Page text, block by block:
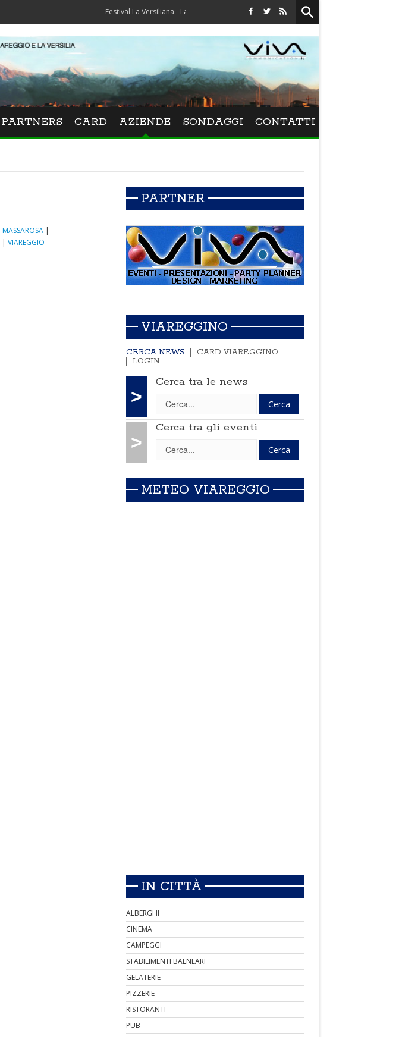
Festival La Versiliana - La direttrice lucchese Beatrice Venezi torna alla Versiliana
PARTNERS CARD AZIENDE SONDAGGI CONTATTI
MASSAROSA |
| VIAREGGIO
PARTNER
VIAREGGINO
CERCA NEWS
CARD VIAREGGINO
LOGIN
>
Cerca tra le news
>
Cerca tra gli eventi
METEO VIAREGGIO
IN CITTÀ
ALBERGHI
CINEMA
CAMPEGGI
STABILIMENTI BALNEARI
GELATERIE
PIZZERIE
RISTORANTI
PUB